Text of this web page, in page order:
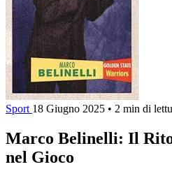
Sport 18 Giugno 2025 • 2 min di
Marco Belinelli: Il
nel Gioco